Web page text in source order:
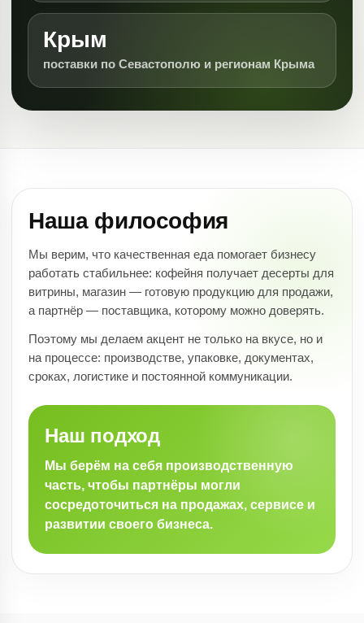
Крым
поставки по Севастополю и регионам Крыма
Наша философия
Мы верим, что качественная еда помогает бизнесу
работать стабильнее: кофейня получает десерты для
витрины, магазин — готовую продукцию для продажи,
а партнёр — поставщика, которому можно доверять.
Поэтому мы делаем акцент не только на вкусе, но и
на процессе: производстве, упаковке, документах,
сроках, логистике и постоянной коммуникации.
Наш подход
Мы берём на себя производственную
часть, чтобы партнёры могли
сосредоточиться на продажах, сервисе и
развитии своего бизнеса.